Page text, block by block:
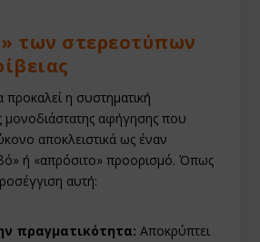
των στερεοτύπων
προκαλεί η συστηματική
μονοδιάστατης αφήγησης που
αποκλειστικά ως έναν
ή «απρόσιτο» προορισμό. Όπως
αυτή:
πραγματικότητα: Αποκρύπτει